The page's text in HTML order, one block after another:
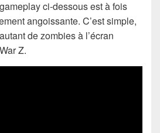
ci-dessous est à fois
angoissante. C’est simple,
de zombies à l’écran
Z.